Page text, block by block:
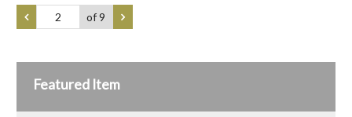
of 9
Featured Item